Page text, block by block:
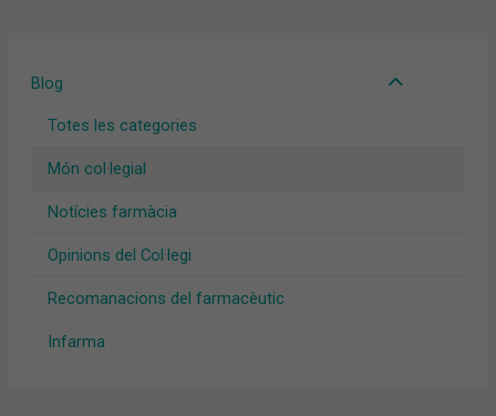
Blog
Totes les categories
Món col·legial
Notícies farmàcia
Opinions del Col·legi
Recomanacions del farmacèutic
Infarma